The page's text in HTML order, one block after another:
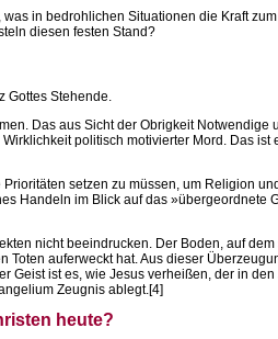
in bedrohlichen Situationen die Kraft
diesen festen Stand?
Gottes Stehende.
Das aus Sicht der Obrigkeit Notwendige
politisch motivierter Mord. Das ist
setzen zu müssen, um Religion
Handeln im Blick auf das »übergeordnete
nicht beeindrucken. Der Boden, auf
Toten auferweckt hat. Aus dieser
Geist ist es, wie Jesus verheißen, der in den
Zeugnis ablegt.[4]
heute?